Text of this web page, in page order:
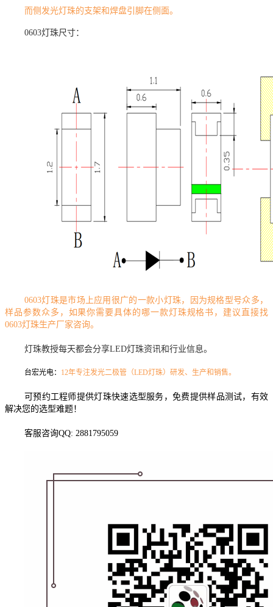
而侧发光灯珠的支架和焊盘引脚在侧面。
0603灯珠尺寸：
0603灯珠是市场上应用很广的一款小灯珠，因为规格型号众多，
样品参数众多，如果你需要具体的哪一款灯珠规格书，建议直接找
0603灯珠生产厂家咨询。
灯珠教授每天都会分享LED灯珠资讯和行业信息。
台宏光电： 12年专注发光二极管（LED灯珠）研发、生产和销售。
可预约工程师提供灯珠快速选型服务，免费提供样品测试，有效
解决您的选型难题！
客服咨询QQ: 2881795059